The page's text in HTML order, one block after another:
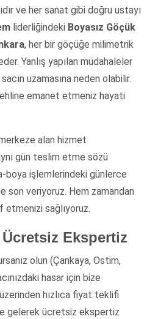
ve her sanat gibi doğru ustayı
liderliğindeki Boyasız Göçük
, her bir göçüğe milimetrik
Yanlış yapılan müdahaleler
uzamasına neden olabilir.
ehline emanet etmeniz hayati
alan hizmet
aynı gün teslim etme sözü
boya işlemlerindeki günlerce
son veriyoruz. Hem zamandan
etmenizi sağlıyoruz.
Ekspertiz
olun (Çankaya, Ostim,
hasar için bize
hızlıca fiyat teklifi
gelerek ücretsiz ekspertiz